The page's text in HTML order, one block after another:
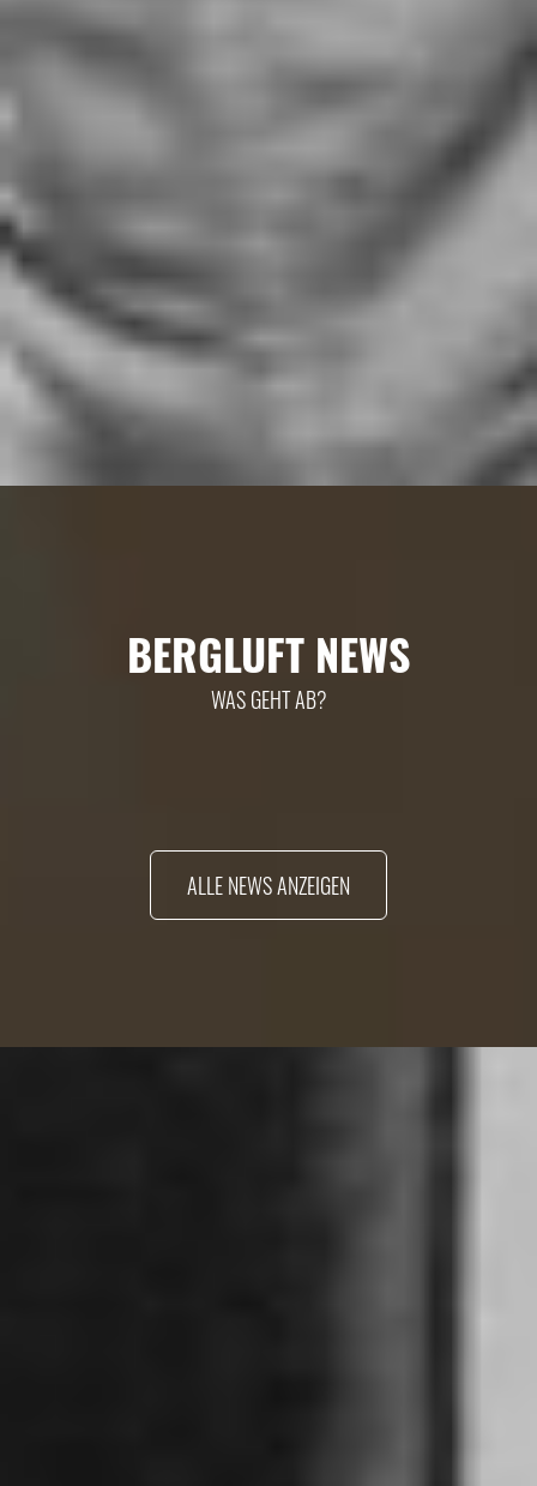
BERGLUFT NEWS
WAS GEHT AB?
ALLE NEWS ANZEIGEN